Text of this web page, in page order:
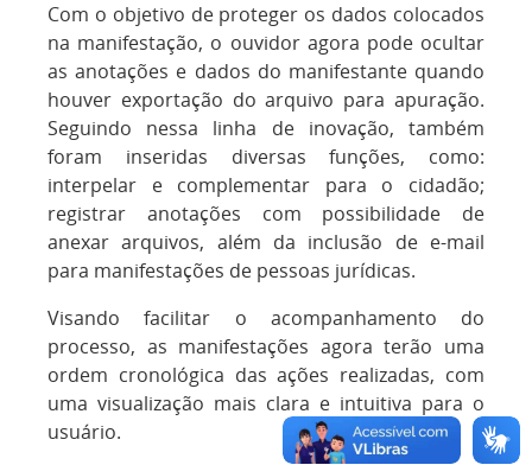
Com o objetivo de proteger os dados colocados
na manifestação, o ouvidor agora pode ocultar
as anotações e dados do manifestante quando
houver exportação do arquivo para apuração.
Seguindo nessa linha de inovação, também
foram inseridas diversas funções, como:
interpelar e complementar para o cidadão;
registrar anotações com possibilidade de
anexar arquivos, além da inclusão de e-mail
para manifestações de pessoas jurídicas.
Visando facilitar o acompanhamento do
processo, as manifestações agora terão uma
ordem cronológica das ações realizadas, com
uma visualização mais clara e intuitiva para o
usuário.